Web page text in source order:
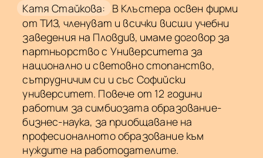
Катя Стайкова: В Клъстера освен фирми
от ТИЗ, членуват и всички висши учебни
заведения на Пловдив, имаме договор за
партньорство с Университета за
национално и световно стопанство,
сътрудничим си и със Софийски
университет. Повече от 12 години
работим за симбиозата образование-
бизнес-наука, за приобщаване на
професионалното образование към
нуждите на работодателите.